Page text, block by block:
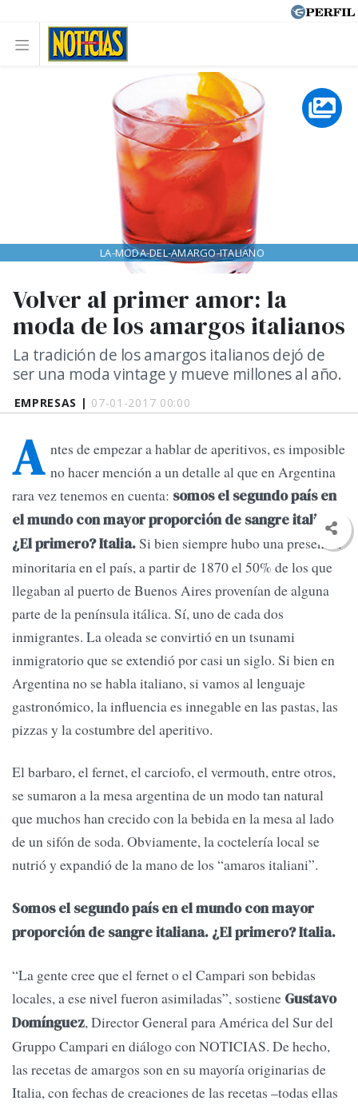
EMPRESAS | 07-01-2017 00:00
Volver al primer amor: la
moda de los amargos italianos
La tradición de los amargos italianos dejó de
ser una moda vintage y mueve millones al año.
LA-MODA-DEL-AMARGO-ITALIANO
A ntes de empezar a hablar de aperitivos, es imposible
no hacer mención a un detalle al que en Argentina
rara vez tenemos en cuenta: somos el segundo país en
el mundo con mayor proporción de sangre italiana.
¿El primero? Italia.Si bien siempre hubo una presencia
minoritaria en el país, a partir de 1870 el 50% de los que
llegaban al puerto de Buenos Aires provenían de alguna
parte de la península itálica. Sí, uno de cada dos
inmigrantes. La oleada se convirtió en un tsunami
inmigratorio que se extendió por casi un siglo. Si bien en
Argentina no se habla italiano, si vamos al lenguaje
gastronómico, la influencia es innegable en las pastas, las
pizzas y la costumbre del aperitivo.
El barbaro, el fernet, el carciofo, el vermouth, entre otros,
se sumaron a la mesa argentina de un modo tan natural
que muchos han crecido con la bebida en la mesa al lado
de un sifón de soda. Obviamente, la coctelería local se
nutrió y expandió de la mano de los “amaros italiani”.
Somos el segundo país en el mundo con mayor
proporción de sangre italiana. ¿El primero? Italia.
“La gente cree que el fernet o el Campari son bebidas
locales, a ese nivel fueron asimiladas”, sostiene Gustavo
Domínguez, Director General para América del Sur del
Gruppo Campari en diálogo con NOTICIAS. De hecho,
las recetas de amargos son en su mayoría originarias de
Italia, con fechas de creaciones de las recetas –todas ellas